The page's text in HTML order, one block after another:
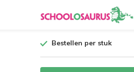
Bestellen per stuk